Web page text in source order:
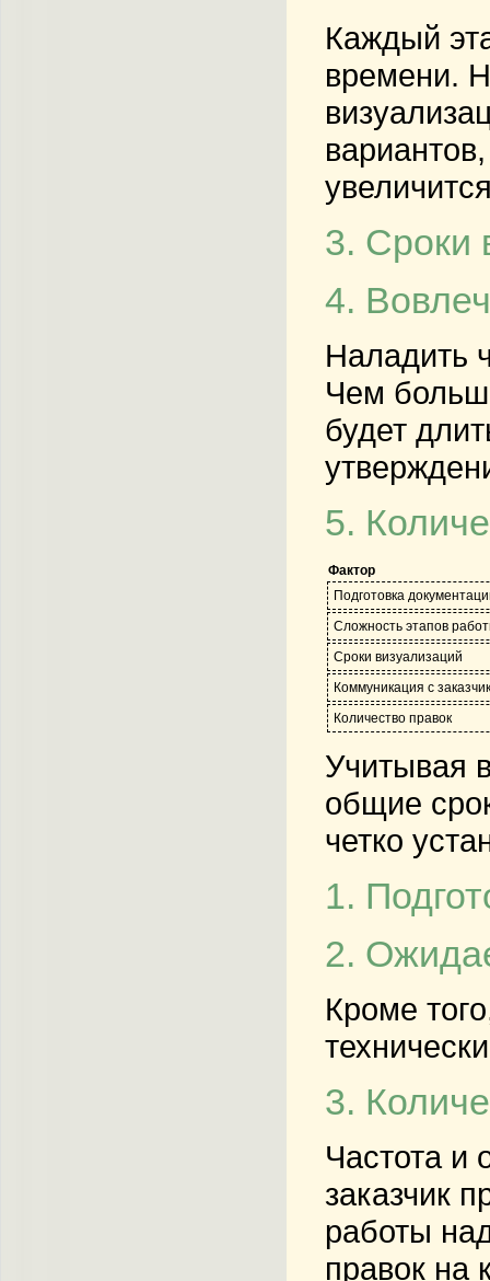
Каждый
времени.
3. Сроки
4.
Наладить
Чем
будет
5.
Фактор
Подготовка
Сложность этапов
Сроки визуализаций
Коммуникация с
Количество правок
Учитывая
общие
четко
1.
2.
Кроме
3.
Частота и
заказчик
работы
правок на